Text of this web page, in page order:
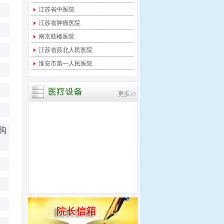
宝应县中医医院 关于临
时起搏器采购项目进行竞
争性
宝应县中医医院 关于中
央监护系统采购项目进行
竞争
宝应县中医医院 关于多
道生理记录仪采购项目进
江苏省中医院
江苏省肿瘤医院
南京鼓楼医院
江苏省苏北人民医院
淮安市第一人民医院